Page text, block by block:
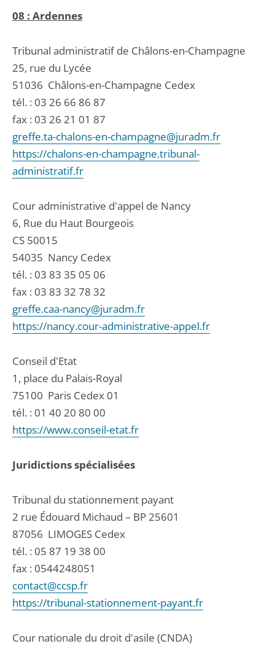
08 : Ardennes
Tribunal administratif de Châlons-en-Champagne
25, rue du Lycée
51036 Châlons-en-Champagne Cedex
tél. : 03 26 66 86 87
fax : 03 26 21 01 87
greffe.ta-chalons-en-champagne@juradm.fr
https://chalons-en-champagne.tribunal-
administratif.fr
Cour administrative d'appel de Nancy
6, Rue du Haut Bourgeois
CS 50015
54035 Nancy Cedex
tél. : 03 83 35 05 06
fax : 03 83 32 78 32
greffe.caa-nancy@juradm.fr
https://nancy.cour-administrative-appel.fr
Conseil d'Etat
1, place du Palais-Royal
75100 Paris Cedex 01
tél. : 01 40 20 80 00
https://www.conseil-etat.fr
Juridictions spécialisées
Tribunal du stationnement payant
2 rue Édouard Michaud – BP 25601
87056 LIMOGES Cedex
tél. : 05 87 19 38 00
fax : 0544248051
contact@ccsp.fr
https://tribunal-stationnement-payant.fr
Cour nationale du droit d'asile (CNDA)